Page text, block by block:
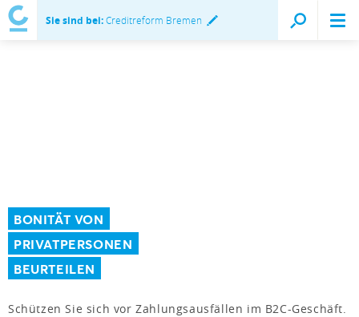
Sie sind bei:Creditreform Bremen
BONITÄT VON
PRIVATPERSONEN
BEURTEILEN
Schützen Sie sich vor Zahlungsausfällen im B2C-Geschäft.